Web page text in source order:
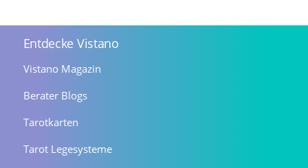
Entdecke Vistano
Vistano Magazin
Berater Blogs
Tarotkarten
Tarot Legesysteme